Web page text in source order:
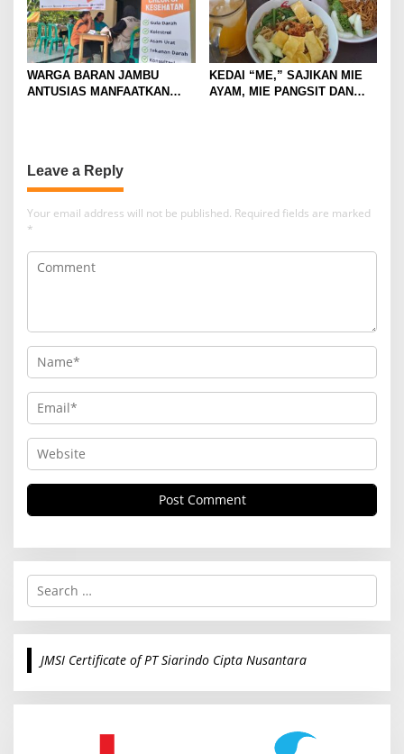
WARGA BARAN JAMBU
ANTUSIAS MANFAATKAN
KEDAI “ME,” SAJIKAN MIE
AYAM, MIE PANGSIT DAN
Leave a Reply
Your email address will not be published. Required fields are marked
*
S
r
c
o
JMSI Certificate of PT Siarindo Cipta Nusantara